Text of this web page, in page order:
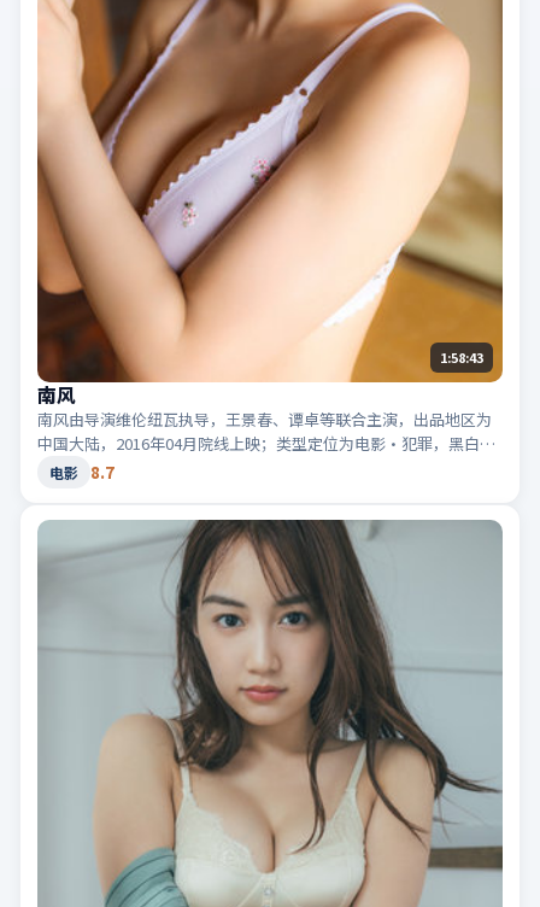
1:58:43
南风
南风由导演维伦纽瓦执导，王景春、谭卓等联合主演，出品地区为
中国大陆，2016年04月院线上映；类型定位为电影·犯罪，黑白两
道博弈。适合检索「中国大陆犯罪」「2016高分电影」等相关关键
电影 8.7